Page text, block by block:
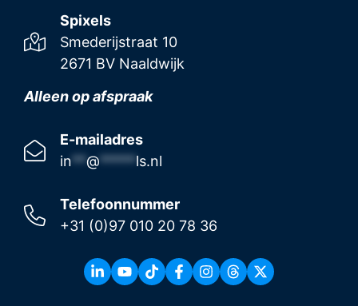
Spixels
Smederijstraat 10
2671 BV Naaldwijk
Alleen op afspraak
E-mailadres
in**@*****ls.nl
Telefoonnummer
+31 (0)97 010 20 78 36